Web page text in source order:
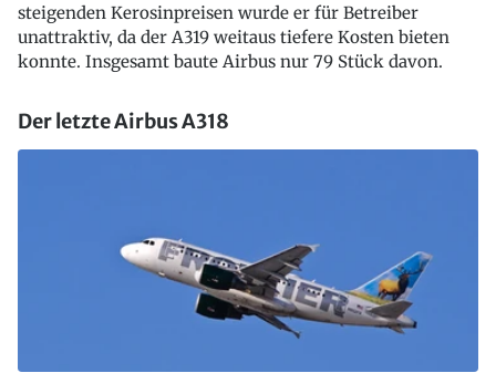
steigenden Kerosinpreisen wurde er für Betreiber
unattraktiv, da der A319 weitaus tiefere Kosten bieten
konnte. Insgesamt baute Airbus nur 79 Stück davon.
Der letzte Airbus A318